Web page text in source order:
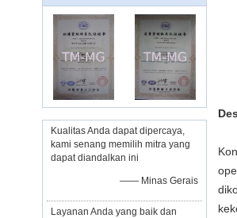
Kualitas Anda dapat dipercaya,
kami senang memilih mitra yang
dapat diandalkan ini
—— Minas Gerais
Layanan Anda yang baik dan